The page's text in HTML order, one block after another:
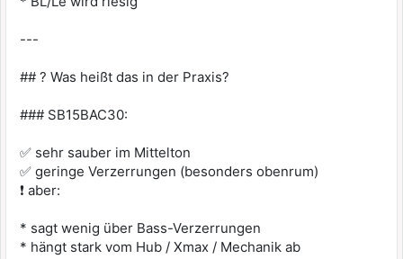
---
## ? Was heißt das in der Praxis?
### SB15BAC30:
✅ sehr sauber im Mittelton
✅ geringe Verzerrungen (besonders obenrum)
❗ aber:
* sagt wenig über Bass-Verzerrungen
* hängt stark vom Hub / Xmax / Mechanik ab